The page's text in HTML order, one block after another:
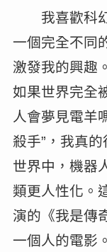
我喜歡科幻
一個完全不同
激發我的興趣
如果世界完全
人會夢見電羊
殺手”，我真
世界中，機器
類更人性化。
演的《我是傳
一個人的電影。